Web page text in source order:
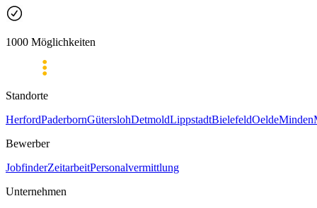
1000 Möglichkeiten
Standorte
HerfordPaderbornGüterslohDetmoldLippstadtBielefeldOeldeMinden
Bewerber
JobfinderZeitarbeitPersonalvermittlung
Unternehmen